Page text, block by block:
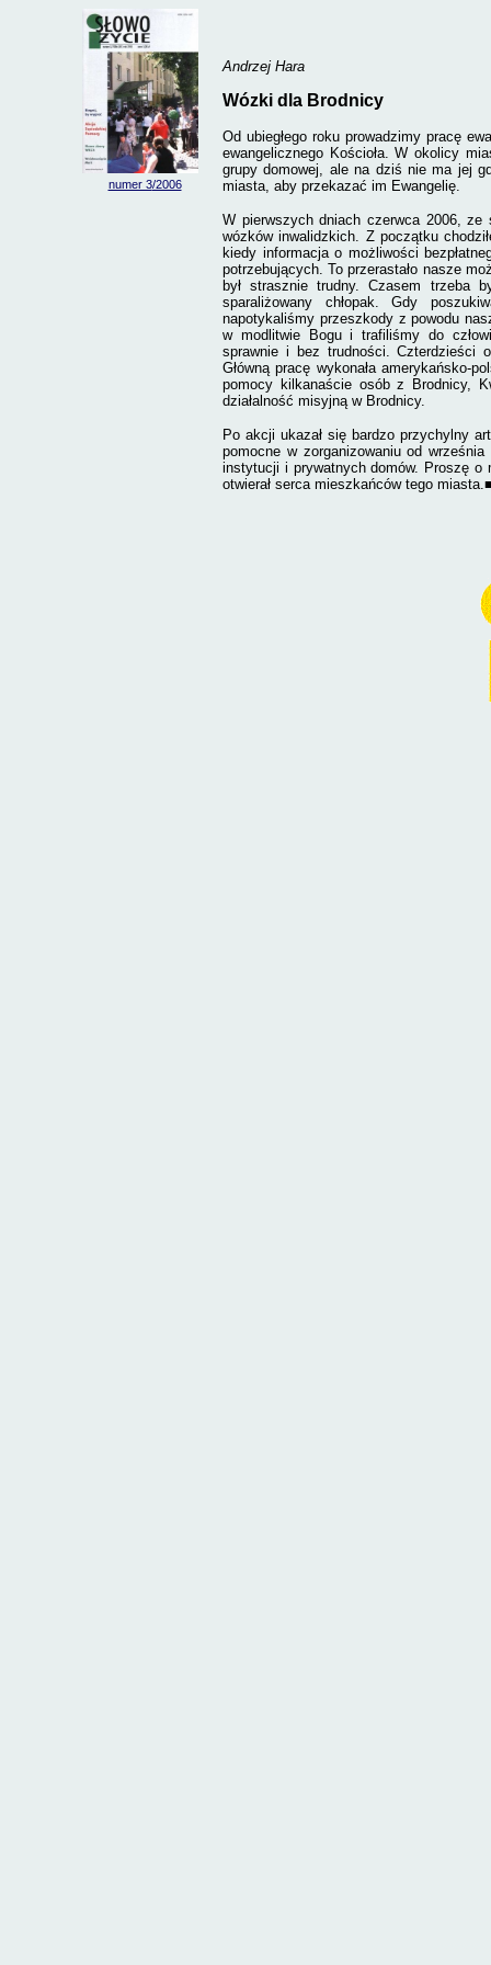
numer 3/2006
Andrzej Hara
Wózki dla Brodnicy
Od ubiegłego roku prowadzimy pracę
ewangelicznego Kościoła. W okolicy
grupy domowej, ale na dziś nie ma jej
miasta, aby przekazać im Ewangelię.
W pierwszych dniach czerwca 2006, ze
wózków inwalidzkich. Z początku
kiedy informacja o możliwości
potrzebujących. To przerastało nasze
był strasznie trudny. Czasem trzeba
sparaliżowany chłopak. Gdy
napotykaliśmy przeszkody z powodu
w modlitwie Bogu i trafiliśmy do
sprawnie i bez trudności. Czterdzieści
Główną pracę wykonała amerykańsko-
pomocy kilkanaście osób z Brodnicy,
działalność misyjną w Brodnicy.
Po akcji ukazał się bardzo przychylny
pomocne w zorganizowaniu od
instytucji i prywatnych domów. Proszę o
otwierał serca mieszkańców tego miasta.